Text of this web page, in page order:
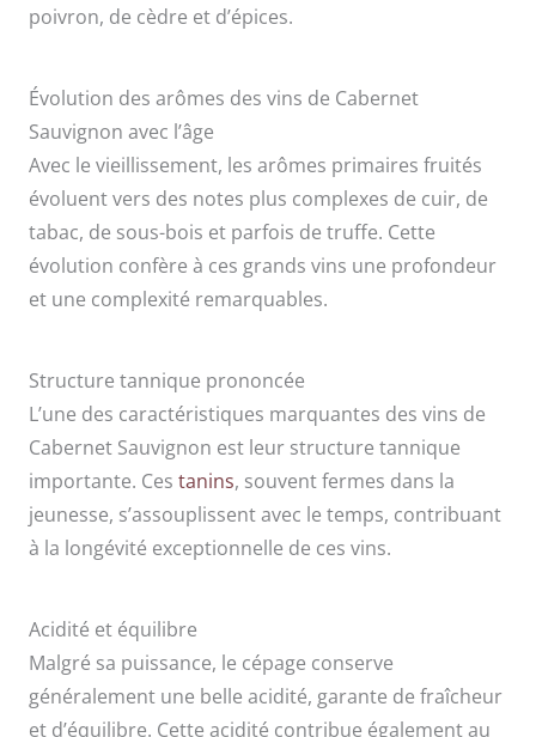
poivron, de cèdre et d’épices.
Évolution des arômes des vins de Cabernet
Sauvignon avec l’âge
Avec le vieillissement, les arômes primaires fruités
évoluent vers des notes plus complexes de cuir, de
tabac, de sous-bois et parfois de truffe. Cette
évolution confère à ces grands vins une profondeur
et une complexité remarquables.
Structure tannique prononcée
L’une des caractéristiques marquantes des vins de
Cabernet Sauvignon est leur structure tannique
importante. Ces tanins, souvent fermes dans la
jeunesse, s’assouplissent avec le temps, contribuant
à la longévité exceptionnelle de ces vins.
Acidité et équilibre
Malgré sa puissance, le cépage conserve
généralement une belle acidité, garante de fraîcheur
et d’équilibre. Cette acidité contribue également au